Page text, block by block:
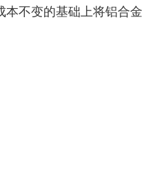
本不变的基础上将铝合金